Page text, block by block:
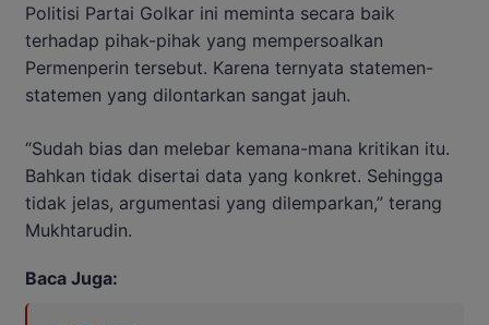
Politisi Partai Golkar ini meminta secara baik
terhadap pihak-pihak yang mempersoalkan
Permenperin tersebut. Karena ternyata statemen-
statemen yang dilontarkan sangat jauh.
“Sudah bias dan melebar kemana-mana kritikan itu.
Bahkan tidak disertai data yang konkret. Sehingga
tidak jelas, argumentasi yang dilemparkan,” terang
Mukhtarudin.
Baca Juga: